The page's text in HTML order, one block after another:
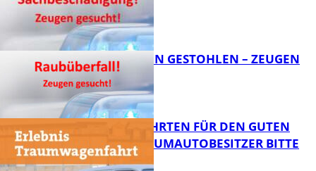
FB News
TEURE KETTEN GESTOHLEN – ZEUGEN
GESUCHT!
SPENDENFAHRTEN FÜR DEN GUTEN
ZWECK – TRAUMAUTOBESITZER BITTE
MELDEN!